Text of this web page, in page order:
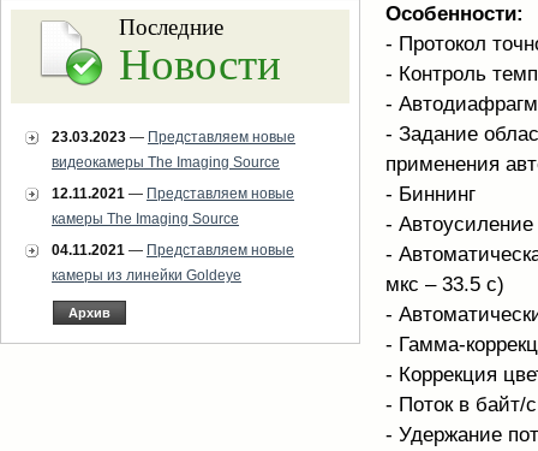
Последние
Новости
23.03.2023 — Представляем новые
видеокамеры The Imaging Source
12.11.2021 — Представляем новые
камеры The Imaging Source
04.11.2021 — Представляем новые
камеры из линейки Goldeye
Архив
Особенности:
- Протокол
- Контроль
-
- Задание
применения
- Биннинг
-
-
мкс – 33.5 с)
-
- Гамма-
- Коррекция
- Поток в байт/
- Удержание